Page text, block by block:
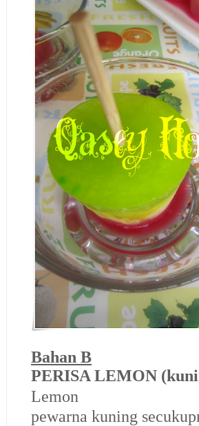
Bahan B
PERISA LEMON
Lemon
pewarna kuning